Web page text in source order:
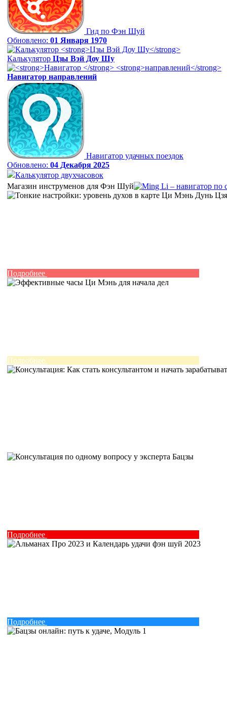
Гид по Фэн Шуй
Обновлено: 01 Января 1970
Калькулятор Цзы Вэй Доу Шу
Навигатор направлений
Навигатор удачных поездок
Обновлено: 04 Декабря 2025
Калькулятор двухчасовок
Магазин инструменов для Фэн Шуй
Подробнее
Подробнее
Подробнее
Подробнее